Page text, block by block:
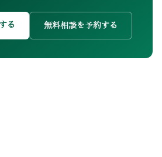
る 無料相談を予約する